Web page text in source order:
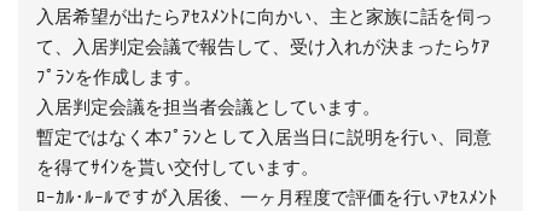
入居希望が出たらｱｾｽﾒﾝﾄに向かい、主と家族に話を伺っ
て、入居判定会議で報告して、受け入れが決まったらｹｱ
ﾌﾟﾗﾝを作成します。
入居判定会議を担当者会議としています。
暫定ではなく本ﾌﾟﾗﾝとして入居当日に説明を行い、同意
を得てｻｲﾝを貰い交付しています。
ﾛｰｶﾙ･ﾙｰﾙですが入居後、一ヶ月程度で評価を行いｱｾｽﾒﾝﾄ